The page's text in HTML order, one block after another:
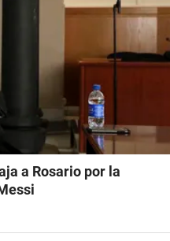
a Rosario por la